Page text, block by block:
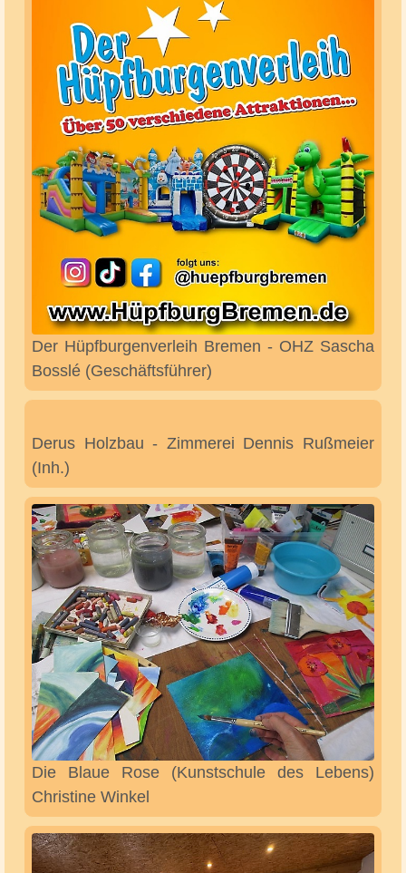
Christine Ohlenbusch (Ärztin für Homöopathie)
Creationen in textil (Hut & Modehandwerk,
Grafik & Malerei) Simone Heitkamp
CurAer intensiv gmbh